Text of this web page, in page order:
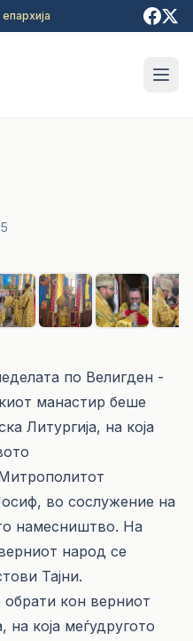
по Велигден -
манастир беше
Литургија, на која
во сослужение на
намесништво. На
народ се
Тајни.
кон верниот
која меѓудругото